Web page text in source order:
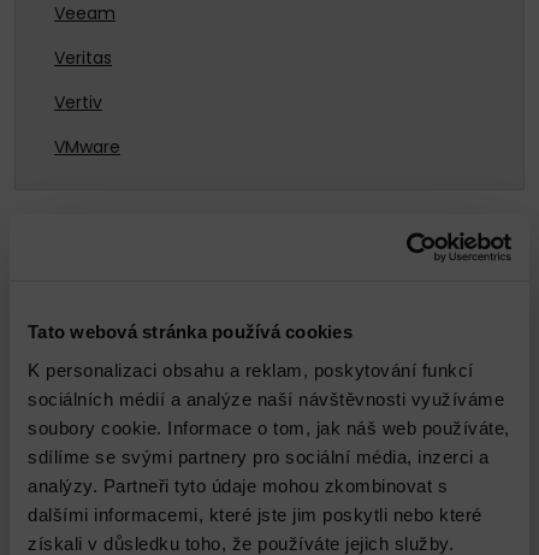
Tato webová stránka používá cookies
K personalizaci obsahu a reklam, poskytování funkcí
sociálních médií a analýze naší návštěvnosti využíváme
soubory cookie. Informace o tom, jak náš web používáte,
sdílíme se svými partnery pro sociální média, inzerci a
analýzy. Partneři tyto údaje mohou zkombinovat s
dalšími informacemi, které jste jim poskytli nebo které
získali v důsledku toho, že používáte jejich služby.
Veeam
Veritas
Vertiv
VMware
ServiceHUB
V DNS pro nás projekt samotným dodáním zboží nebo
instalací nezačíná ani nekončí. Pokaždé se snažíme o
komplexní a dlouhodobý pohled. Dokážeme si
představit, zda vám nabízené řešení bude vyhovovat
a stačit i třeba za rok. Díky našim odborným